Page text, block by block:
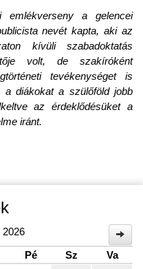
emlékverseny a gelencei
nevét kapta, aki az
kívüli szabadoktatás
volt, de szakíróként
tevékenységet is
a diákokat a szülőföld jobb
az érdeklődésüket a
iránt.
2026
Pé Sz
Va